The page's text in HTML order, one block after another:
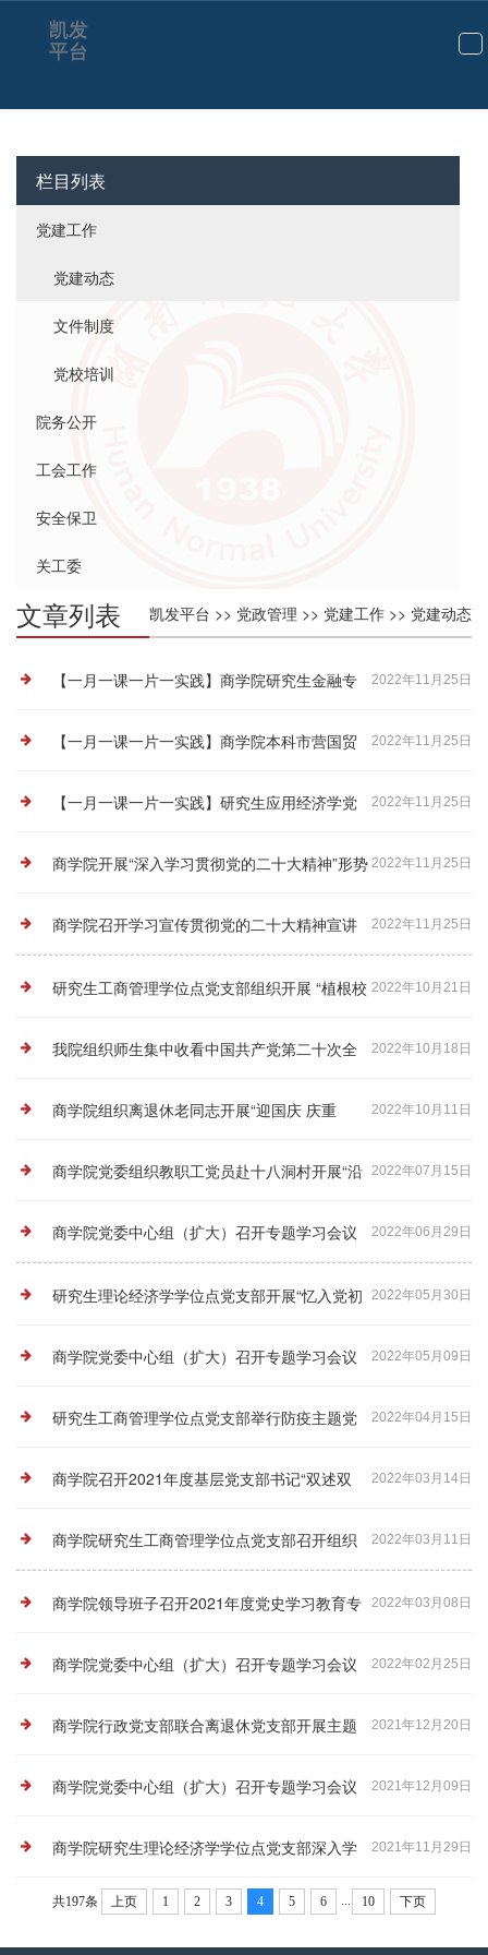
党建动态-凯发平台
切
航
凯发
平台
栏目列表
党建工作
党建动态
文件制度
党校培训
院务公开
工会工作
安全保卫
关工委
凯发平台 >> 党政管理 >> 党建工作 >> 党建动态
文章列表
2022年11月25日
【一月一课一片一实践】商学院研究生金融专
硕党支部学习参观校史馆 2022年11月25日
【一月一课一片一实践】商学院本科市营国贸
专业党支部组织集中学习党的二十大精神 2022年11月25日
【一月一课一片一实践】研究生应用经济学党
支部组织全体党员学习参观校史馆 2022年11月25日
商学院开展“深入学习贯彻党的二十大精神”形势
与政策专题课程 2022年11月25日
商学院召开学习宣传贯彻党的二十大精神宣讲
报告会 2022年10月21日
研究生工商管理学位点党支部组织开展 “植根校
史，感悟伟大”学习党的二十大精神主... 2022年10月18日
我院组织师生集中收看中国共产党第二十次全
国代表大会开幕会 2022年10月11日
商学院组织离退休老同志开展“迎国庆 庆重
阳”参观学习活动 2022年07月15日
商学院党委组织教职工党员赴十八洞村开展“沿
着总书记的足迹 启航新征程”主题党日... 2022年06月29日
商学院党委中心组（扩大）召开专题学习会议
2022年05月30日
研究生理论经济学学位点党支部开展“忆入党初
心 树先锋旗帜”主题党日活动 2022年05月09日
商学院党委中心组（扩大）召开专题学习会议
2022年04月15日
研究生工商管理学位点党支部举行防疫主题党
日活动 2022年03月14日
商学院召开2021年度基层党支部书记“双述双
评”述职评议大会 2022年03月11日
商学院研究生工商管理学位点党支部召开组织
生活会和开展民主评议党员 2022年03月08日
商学院领导班子召开2021年度党史学习教育专
题民主生活会 2022年02月25日
商学院党委中心组（扩大）召开专题学习会议
2021年12月20日
商学院行政党支部联合离退休党支部开展主题
党日活动 2021年12月09日
商学院党委中心组（扩大）召开专题学习会议
2021年11月29日
商学院研究生理论经济学学位点党支部深入学
习贯彻党的十九届六中全会精神
共197条 上页 1 2 3 4 5 6 10 下页